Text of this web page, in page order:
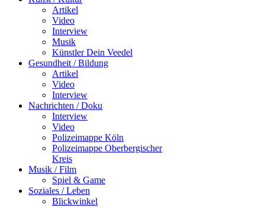
Artikel
Video
Interview
Musik
Künstler Dein Veedel
Gesundheit / Bildung
Artikel
Video
Interview
Nachrichten / Doku
Interview
Video
Polizeimappe Köln
Polizeimappe Oberbergischer
Kreis
Musik / Film
Spiel & Game
Soziales / Leben
Blickwinkel